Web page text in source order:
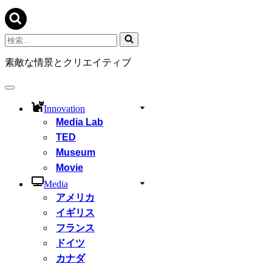
シ
ョ
ン
メ
ニ
ュ
検
索...
素敵な情景とクリエイティブ
ナ
Innovation
Media Lab
TED
Museum
Movie
Media
アメリカ
イギリス
フランス
ドイツ
カナダ